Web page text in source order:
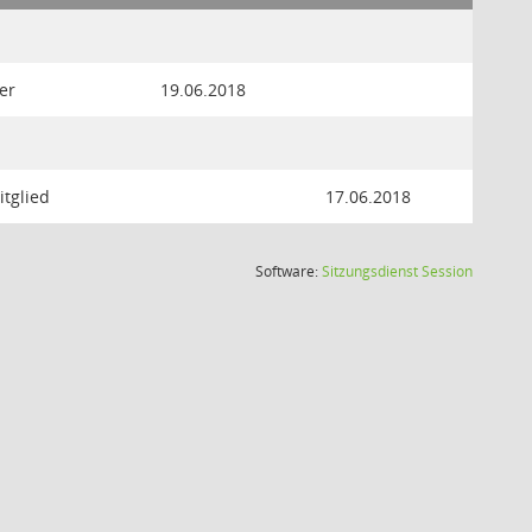
19.06.2018
17.06.2018
Software:SitzungsdienstSession(Wird in